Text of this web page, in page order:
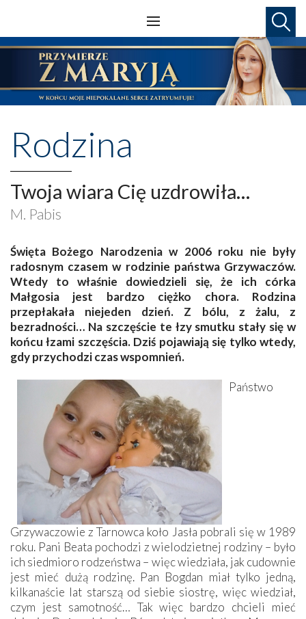
Rodzina
Twoja wiara Cię uzdrowiła…
M. Pabis
Święta Bożego Narodzenia w 2006 roku nie były
radosnym czasem w rodzinie państwa Grzywaczów.
Wtedy to właśnie dowiedzieli się, że ich córka
Małgosia jest bardzo ciężko chora. Rodzina
przepłakała niejeden dzień. Z bólu, z żalu, z
bezradności… Na szczęście te łzy smutku stały się w
końcu łzami szczęścia. Dziś pojawiają się tylko wtedy,
gdy przychodzi czas ­wspomnień.
Państwo
Grzywaczowie z Tarnowca koło Jasła pobrali się w 1989
roku. Pani Beata pochodzi z wielodzietnej rodziny – było
ich siedmioro rodzeństwa – więc wiedziała, jak cudownie
jest mieć dużą rodzinę. Pan Bogdan miał tylko jedną,
kilkanaście lat starszą od siebie siostrę, więc wiedział,
czym jest samotność… Tak więc bardzo chcieli mieć